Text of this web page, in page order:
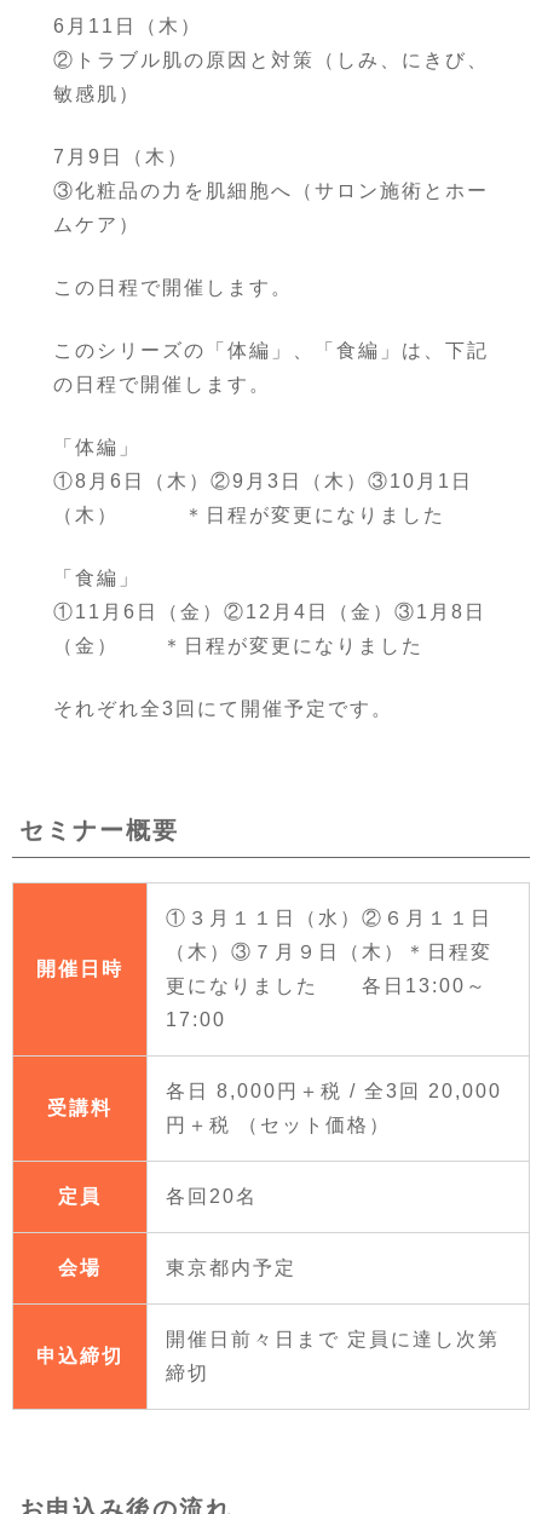
6月11日（木）
②トラブル肌の原因と対策（しみ、にきび、
敏感肌）
7月9日（木）
③化粧品の力を肌細胞へ（サロン施術とホー
ムケア）
この日程で開催します。
このシリーズの「体編」、「食編」は、下記
の日程で開催します。
「体編」
①8月6日（木）②9月3日（木）③10月1日
（木） ＊日程が変更になりました
「食編」
①11月6日（金）②12月4日（金）③1月8日
（金） ＊日程が変更になりました
それぞれ全3回にて開催予定です。
セミナー概要
開催日時
①３月１１日（水）②６月１１日
（木）③７月９日（木）＊日程変
更になりました 各日13:00～
17:00
受講料
各日 8,000円＋税 / 全3回 20,000
円＋税 （セット価格）
定員 各回20名
会場 東京都内予定
申込締切
開催日前々日まで 定員に達し次第
締切